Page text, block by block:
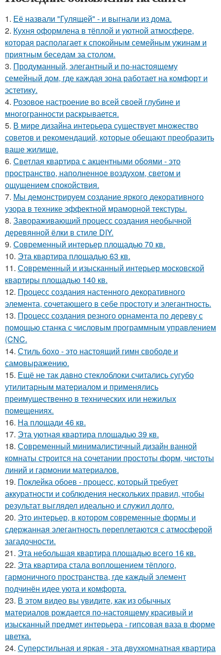
1. Её назвали "Гулящей" - и выгнали из дома.
2. Кухня оформлена в тёплой и уютной атмосфере,
которая располагает к спокойным семейным ужинам и
приятным беседам за столом.
3. Продуманный, элегантный и по-настоящему
семейный дом, где каждая зона работает на комфорт и
эстетику.
4. Розовое настроение во всей своей глубине и
многогранности раскрывается.
5. В мире дизайна интерьера существует множество
советов и рекомендаций, которые обещают преобразить
ваше жилище.
6. Светлая квартира с акцентными обоями - это
пространство, наполненное воздухом, светом и
ощущением спокойствия.
7. Мы демонстрируем создание яркого декоративного
узора в технике эффектной мраморной текстуры.
8. Завораживающий процесс создания необычной
деревянной ёлки в стиле DIY.
9. Современный интерьер площадью 70 кв.
10. Эта квартира площадью 63 кв.
11. Современный и изысканный интерьер московской
квартиры площадью 140 кв.
12. Процесс создания настенного декоративного
элемента, сочетающего в себе простоту и элегантность.
13. Процесс создания резного орнамента по дереву с
помощью станка с числовым программным управлением
(CNC.
14. Стиль бохо - это настоящий гимн свободе и
самовыражению.
15. Ещё не так давно стеклоблоки считались сугубо
утилитарным материалом и применялись
преимущественно в технических или нежилых
помещениях.
16. На площади 46 кв.
17. Эта уютная квартира площадью 39 кв.
18. Современный минималистичный дизайн ванной
комнаты строится на сочетании простоты форм, чистоты
линий и гармонии материалов.
19. Поклейка обоев - процесс, который требует
аккуратности и соблюдения нескольких правил, чтобы
результат выглядел идеально и служил долго.
20. Это интерьер, в котором современные формы и
сдержанная элегантность переплетаются с атмосферой
загадочности.
21. Эта небольшая квартира площадью всего 16 кв.
22. Эта квартира стала воплощением тёплого,
гармоничного пространства, где каждый элемент
подчинён идее уюта и комфорта.
23. В этом видео вы увидите, как из обычных
материалов рождается по-настоящему красивый и
изысканный предмет интерьера - гипсовая ваза в форме
цветка.
24. Суперстильная и яркая - эта двухкомнатная квартира